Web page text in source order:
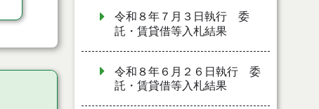
令和８年７月３日執行 委
託・賃貸借等入札結果
令和８年６月２６日執行 委
託・賃貸借等入札結果